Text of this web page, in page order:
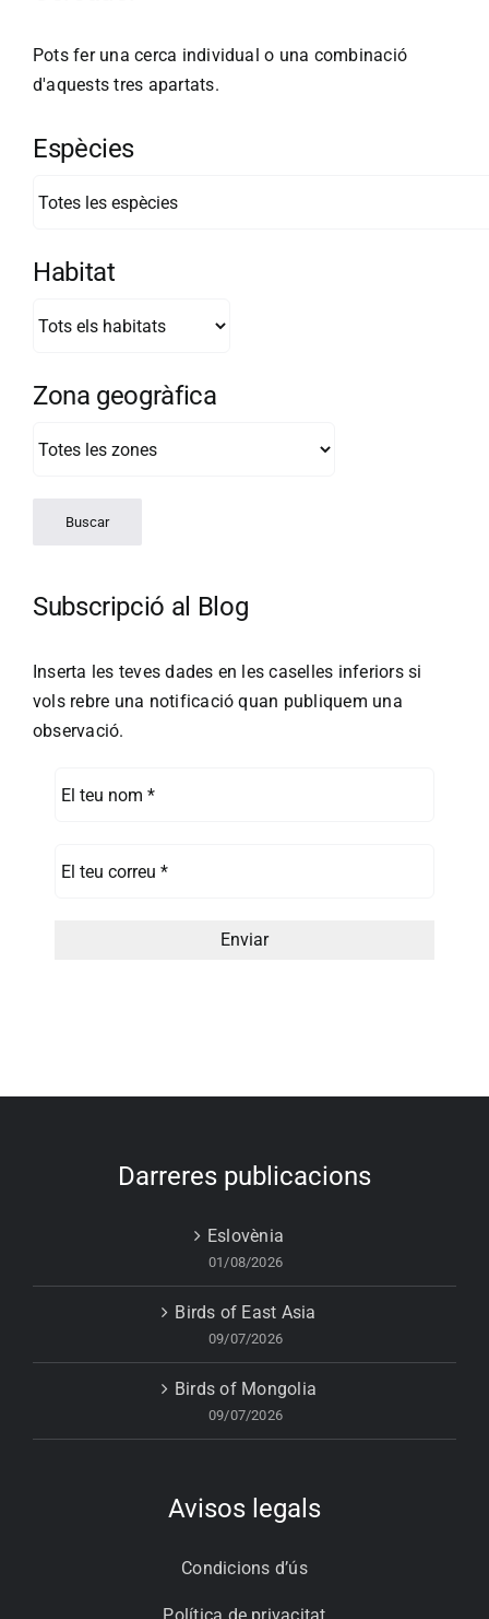
Pots fer una cerca individual o una combinació
d'aquests tres apartats.
Espècies
Habitat
Zona geogràfica
Subscripció al Blog
Inserta les teves dades en les caselles inferiors si
vols rebre una notificació quan publiquem una
observació.
Darreres publicacions
Eslovènia
01/08/2026
Birds of East Asia
09/07/2026
Birds of Mongolia
09/07/2026
Avisos legals
Condicions d’ús